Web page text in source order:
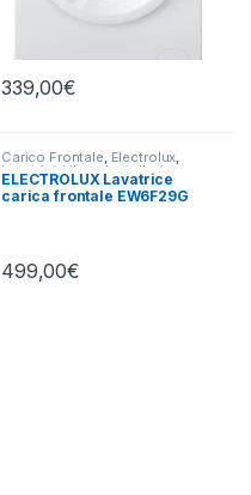
339,00€
Carico Frontale, Electrolux,
Lavatrici,Libera Installazione
ELECTROLUX Lavatrice
carica frontale EW6F29G
499,00€